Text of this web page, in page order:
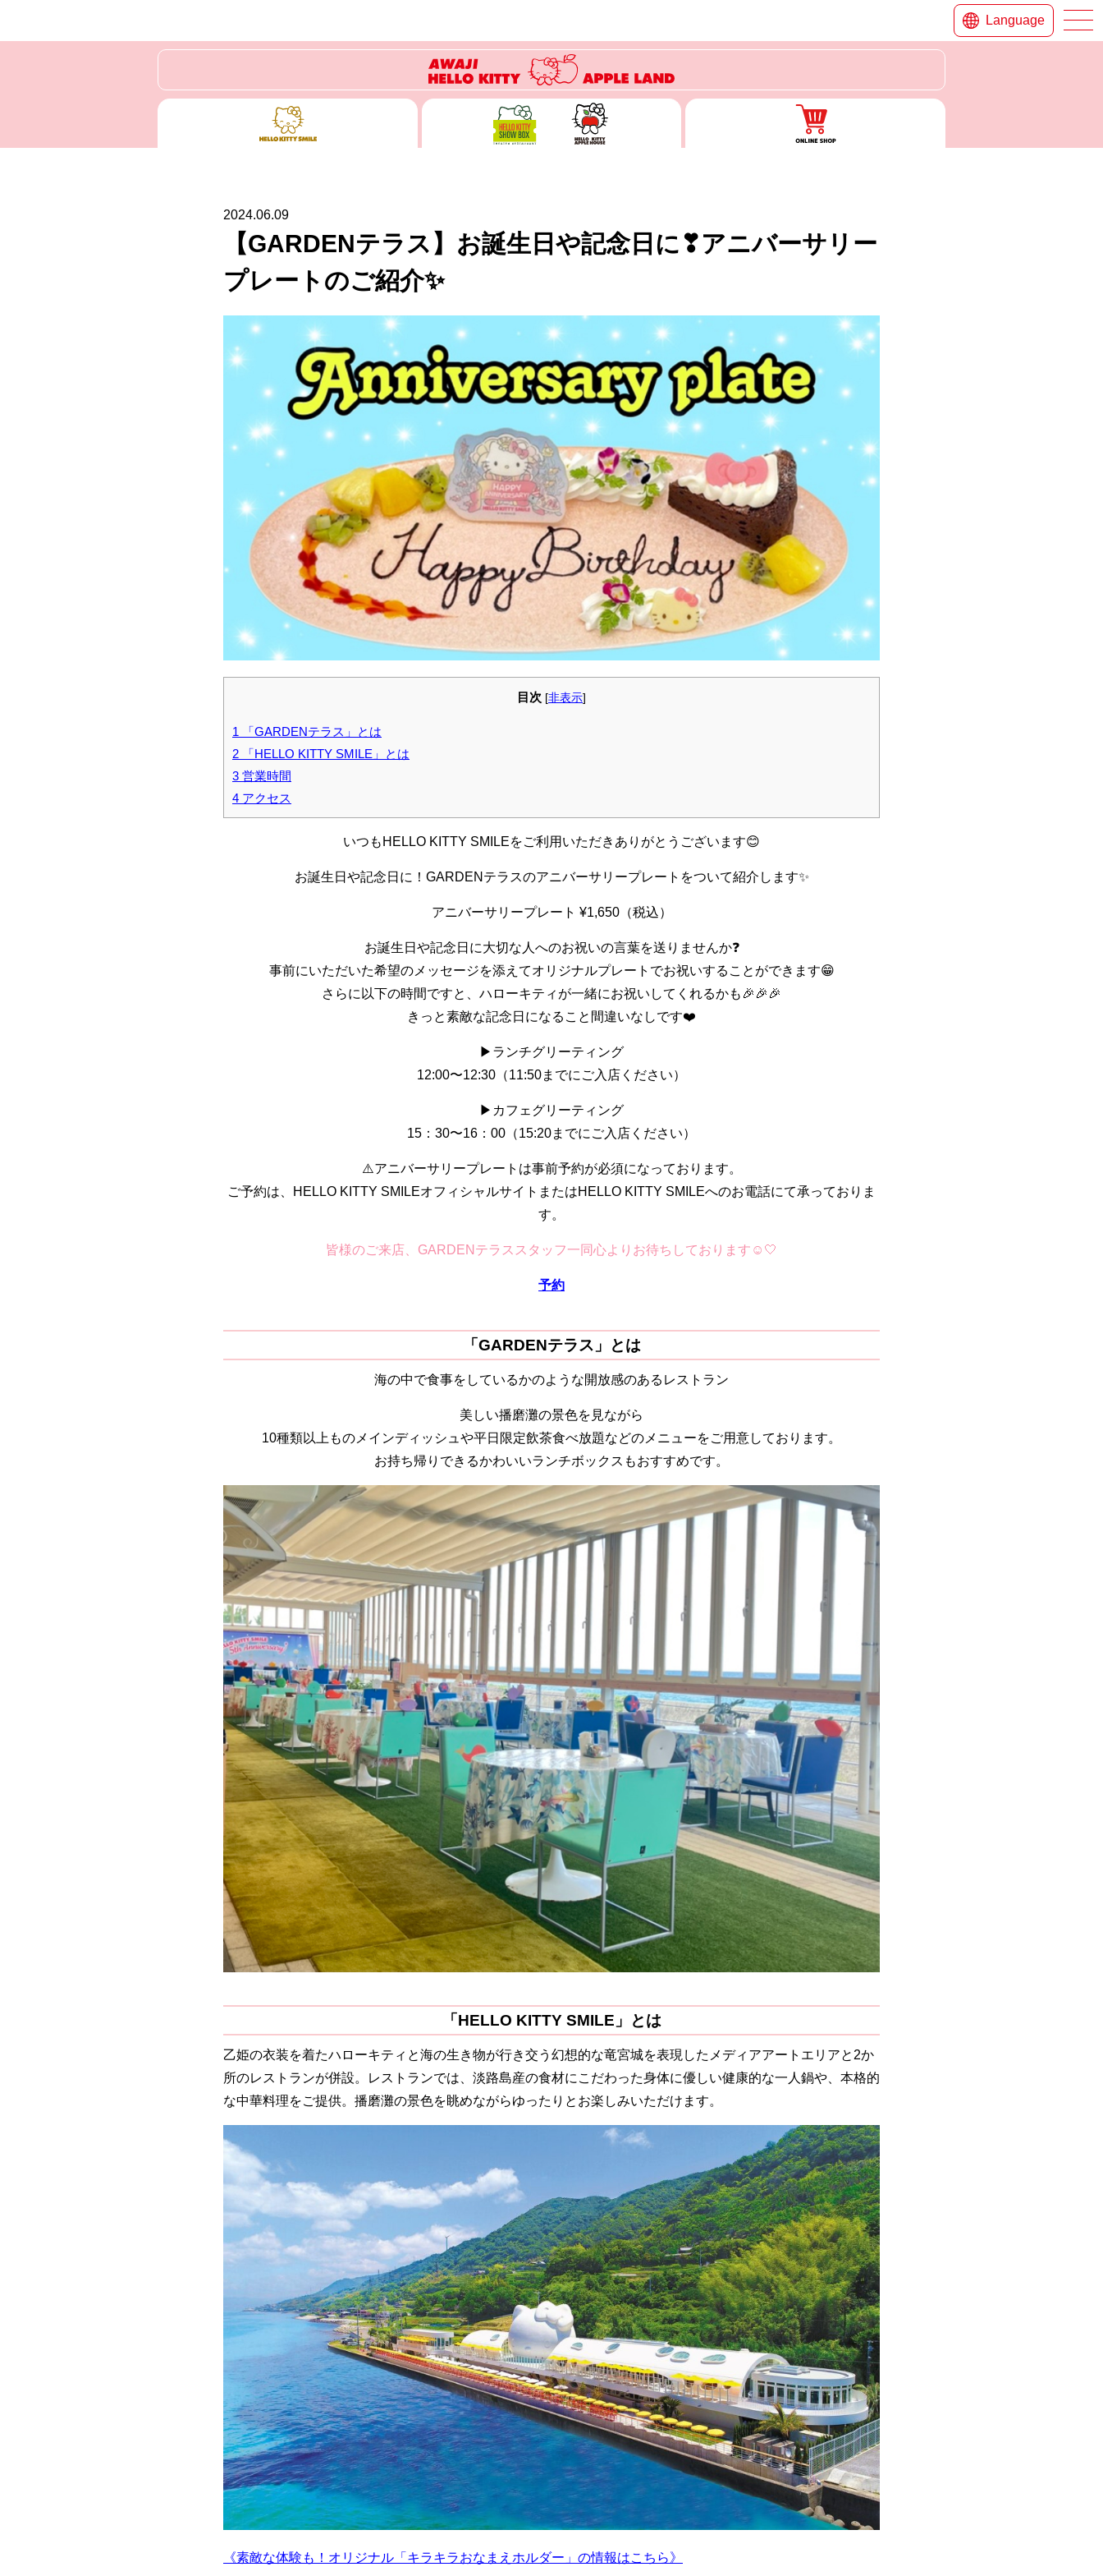
Language
2024.06.09
【GARDENテラス】お誕生日や記念日に❣アニバーサリー
プレートのご紹介✨
目次 [非表示]
1 「GARDENテラス」とは
2 「HELLO KITTY SMILE」とは
3 営業時間
4 アクセス
いつもHELLO KITTY SMILEをご利用いただきありがとうございます😊
お誕生日や記念日に！GARDENテラスのアニバーサリープレートをついて紹介します✨
アニバーサリープレート ¥1,650（税込）
お誕生日や記念日に大切な人へのお祝いの言葉を送りませんか❓
事前にいただいた希望のメッセージを添えてオリジナルプレートでお祝いすることができます😁
さらに以下の時間ですと、ハローキティが一緒にお祝いしてくれるかも🎉🎉🎉
きっと素敵な記念日になること間違いなしです❤️
▶︎ランチグリーティング
12:00〜12:30（11:50までにご入店ください）
▶︎カフェグリーティング
15：30〜16：00（15:20までにご入店ください）
⚠️アニバーサリープレートは事前予約が必須になっております。
ご予約は、HELLO KITTY SMILEオフィシャルサイトまたはHELLO KITTY SMILEへのお電話にて承っておりま
す。
皆様のご来店、GARDENテラススタッフ一同心よりお待ちしております☺️‎🤍
予約
「GARDENテラス」とは
海の中で食事をしているかのような開放感のあるレストラン
美しい播磨灘の景色を見ながら
10種類以上ものメインディッシュや平日限定飲茶食べ放題などのメニューをご用意しております。
お持ち帰りできるかわいいランチボックスもおすすめです。
「HELLO KITTY SMILE」とは
乙姫の衣装を着たハローキティと海の生き物が行き交う幻想的な竜宮城を表現したメディアアートエリアと2か
所のレストランが併設。レストランでは、淡路島産の食材にこだわった身体に優しい健康的な一人鍋や、本格的
な中華料理をご提供。播磨灘の景色を眺めながらゆったりとお楽しみいただけます。
《素敵な体験も！オリジナル「キラキラおなまえホルダー」の情報はこちら》